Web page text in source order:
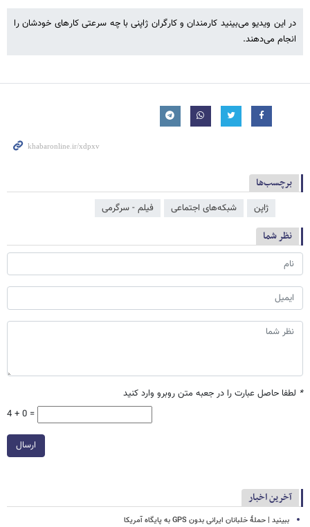
در این ویدیو می‌بینید کارمندان و کارگران ژاپنی با چه سرعتی کارهای خودشان را
انجام می‌دهند.
برچسب‌ها
ژاپن شبکه‌‌های اجتماعی فیلم - سرگرمی
نظر شما
* لطفا حاصل عبارت را در جعبه متن روبرو وارد کنید
4 + 0 =
ارسال
آخرین اخبار
ببینید | حملۀ خلبانان ایرانی بدون GPS به پایگاه آمریکا